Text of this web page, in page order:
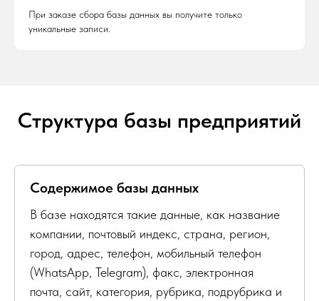
При заказе сбора базы данных вы получите только
уникальные записи.
Структура базы предприятий
Содержимое базы данных
В базе находятся такие данные, как название
компании, почтовый индекс, страна, регион,
город, адрес, телефон, мобильный телефон
(WhatsApp, Telegram), факс, электронная
почта, сайт, категория, рубрика, подрубрика и